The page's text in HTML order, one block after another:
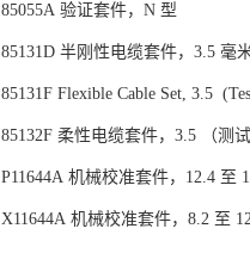
85055A 验证套件，N 型
85131D 半刚性电缆套件，3.5 毫
85131F Flexible Cable Set, 3.5
85132F 柔性电缆套件，3.5 （测
P11644A 机械校准套件，12.4 至
X11644A 机械校准套件，8.2 至